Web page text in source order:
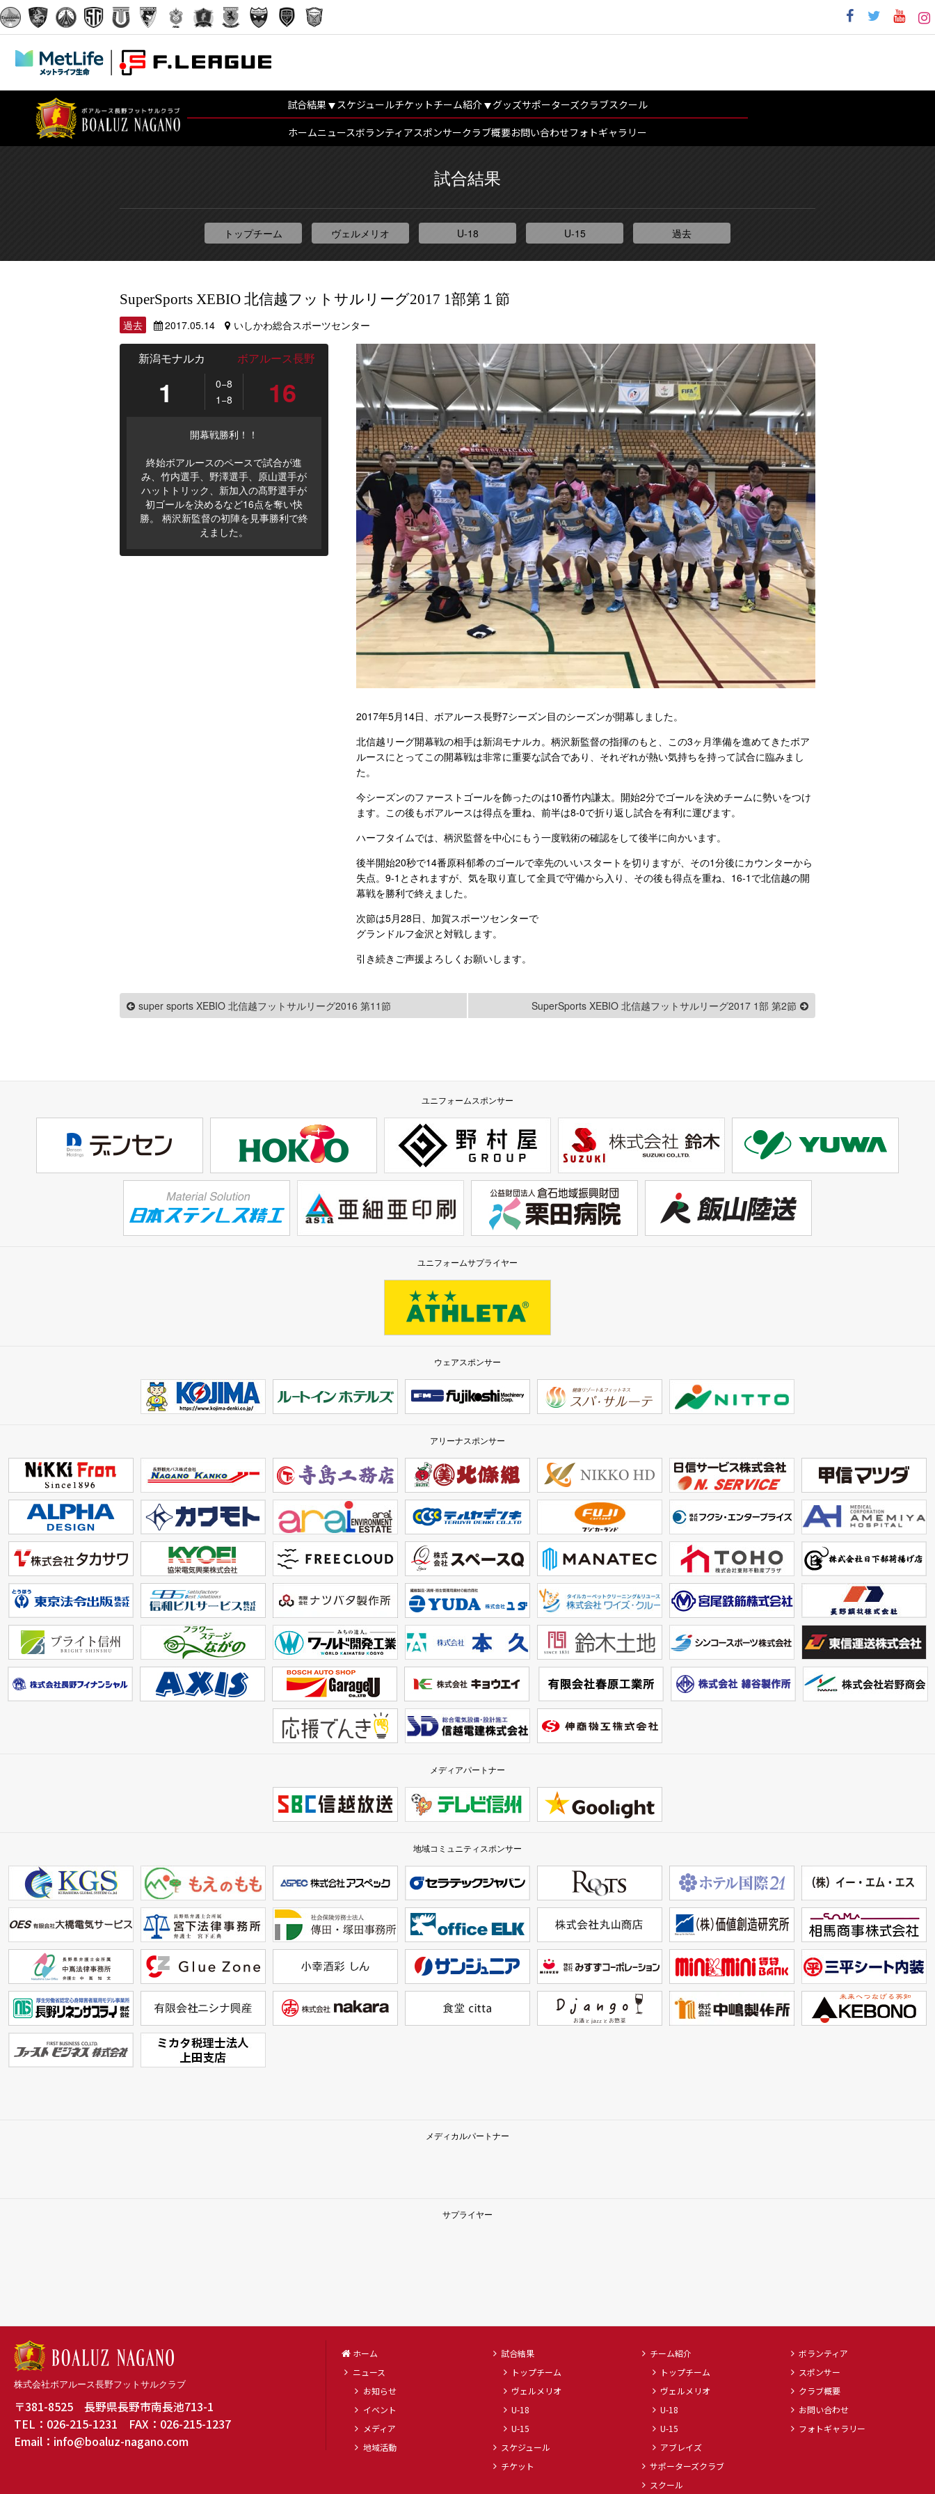
試合結果 スケジュールチケットチーム紹介 グッズサポーターズクラブスクール
ホームニュースボランティアスポンサークラブ概要お問い合わせフォトギャラリー
試合結果
トップチーム ヴェルメリオ U-18 U-15 過去
SuperSports XEBIO 北信越フットサルリーグ2017 1部第１節
過去 2017.05.14 いしかわ総合スポーツセンター
新潟モナルカ ボアルース長野
1
0−8
1−8
16
開幕戦勝利！！
終始ボアルースのペースで試合が進
み、竹内選手、野澤選手、原山選手が
ハットトリック、新加入の髙野選手が
初ゴールを決めるなど16点を奪い快
勝。 柄沢新監督の初陣を見事勝利で終
えました。
2017年5月14日、 ボアルース長野7シーズン目のシーズンが開幕しました。
北信越リーグ開幕戦の相手は新潟モナルカ。 柄沢新監督の指揮のもと、 この3ヶ月準備を進めてきたボア
ルースにとってこの開幕戦は非常に重要な試合であり、 それぞれが熱い気持ちを持って試合に臨みまし
た。
今シーズンのファーストゴールを飾ったのは10番竹内謙太。 開始2分でゴールを決めチームに勢いをつけ
ます。 この後もボアルースは得点を重ね、前半は8-0で折り返し試合を有利に運びます。
ハーフタイムでは、柄沢監督を中心にもう一度戦術の確認をして後半に向かいます。
後半開始20秒で14番原科郁希のゴールで幸先のいいスタートを切りますが、その1分後にカウンターから
失点。9-1とされますが、気を取り直して全員で守備から入り、 その後も得点を重ね、16-1で北信越の開
幕戦を勝利で終えました。
次節は5月28日、加賀スポーツセンターで
グランドルフ金沢と対戦します。
引き続きご声援よろしくお願いします。
super sports XEBIO 北信越フットサルリーグ2016 第11節 SuperSports XEBIO 北信越フットサルリーグ2017 1部 第2節
ユニフォームスポンサー
ユニフォームサプライヤー
ウェアスポンサー
アリーナスポンサー
メディアパートナー
地域コミュニティスポンサー
メディカルパートナー
サプライヤー
ホーム
ニュース
お知らせ
イベント
メディア
地域活動
試合結果
トップチーム
ヴェルメリオ
U-18
U-15
スケジュール
チケット
チーム紹介
トップチーム
ヴェルメリオ
U-18
U-15
アブレイズ
サポーターズクラブ
スクール
ボランティア
スポンサー
クラブ概要
お問い合わせ
フォトギャラリー
株式会社ボアルース長野フットサルクラブ
〒381-8525 長野県長野市南長池713-1
TEL：026-215-1231 FAX：026-215-1237
Email：info@boaluz-nagano.com